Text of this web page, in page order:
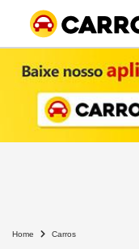
Home Carros